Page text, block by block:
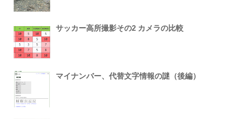
サッカー高所撮影その2 カメラの比較
マイナンバー、代替文字情報の謎（後編）